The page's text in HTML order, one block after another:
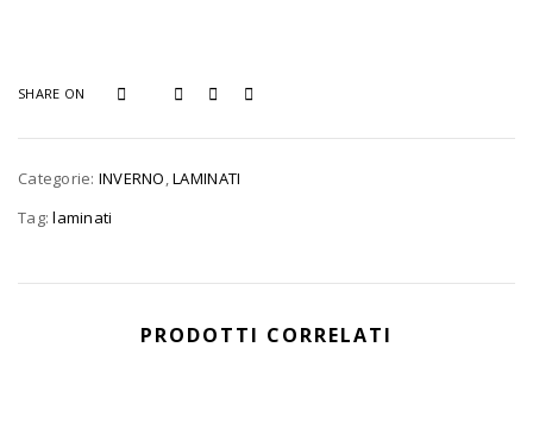
SHARE ON
Categorie: INVERNO ,LAMINATI
Tag:laminati
PRODOTTI CORRELATI